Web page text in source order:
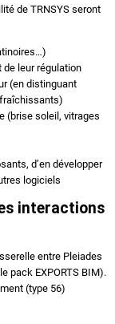
de TRNSYS seront
de leur régulation
(en distinguant
(brise soleil, vitrages
d’en développer
logiciels
interactions
entre Pleiades
pack EXPORTS BIM).
(type 56)